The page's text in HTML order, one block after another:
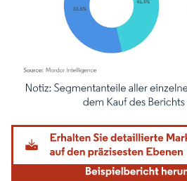
Bild © Mordor Intelligence.